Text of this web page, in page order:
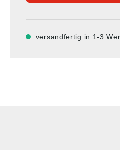
versandfertig in 1-3